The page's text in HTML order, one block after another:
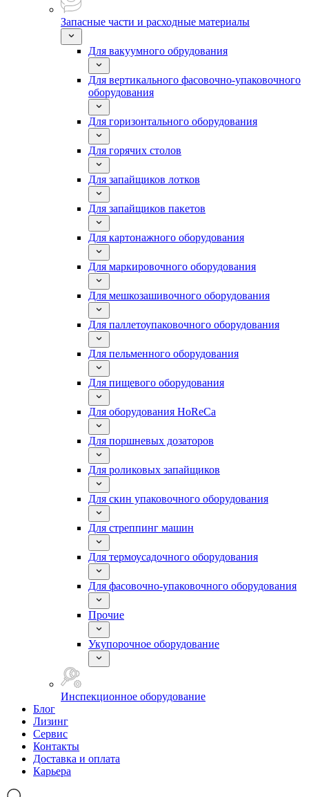
Запасные части и расходные материалы
Для вакуумного обрудования
Для вертикального фасовочно-упаковочного
оборудования
Для горизонтального оборудования
Для горячих столов
Для запайщиков лотков
Для запайщиков пакетов
Для картонажного оборудования
Для маркировочного оборудования
Для мешкозашивочного оборудования
Для паллетоупаковочного оборудования
Для пельменного оборудования
Для пищевого оборудования
Для оборудования HoReCa
Для поршневых дозаторов
Для роликовых запайщиков
Для скин упаковочного оборудования
Для стреппинг машин
Для термоусадочного оборудования
Для фасовочно-упаковочного оборудования
Прочие
Укупорочное оборудование
Инспекционное оборудование
Блог
Лизинг
Сервис
Контакты
Доставка и оплата
Карьера